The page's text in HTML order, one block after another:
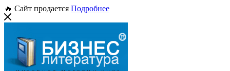
🔥 Сайт продается Подробнее